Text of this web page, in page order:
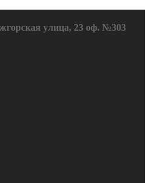
улица, 23 оф. №303